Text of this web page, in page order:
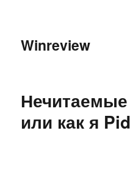
Winreview
Нечитаемые
или как я